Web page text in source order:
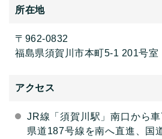
所在地
〒962-0832
福島県須賀川市本町5-1 201号室
アクセス
JR線「須賀川駅」南口から車
県道187号線を南へ直進、国